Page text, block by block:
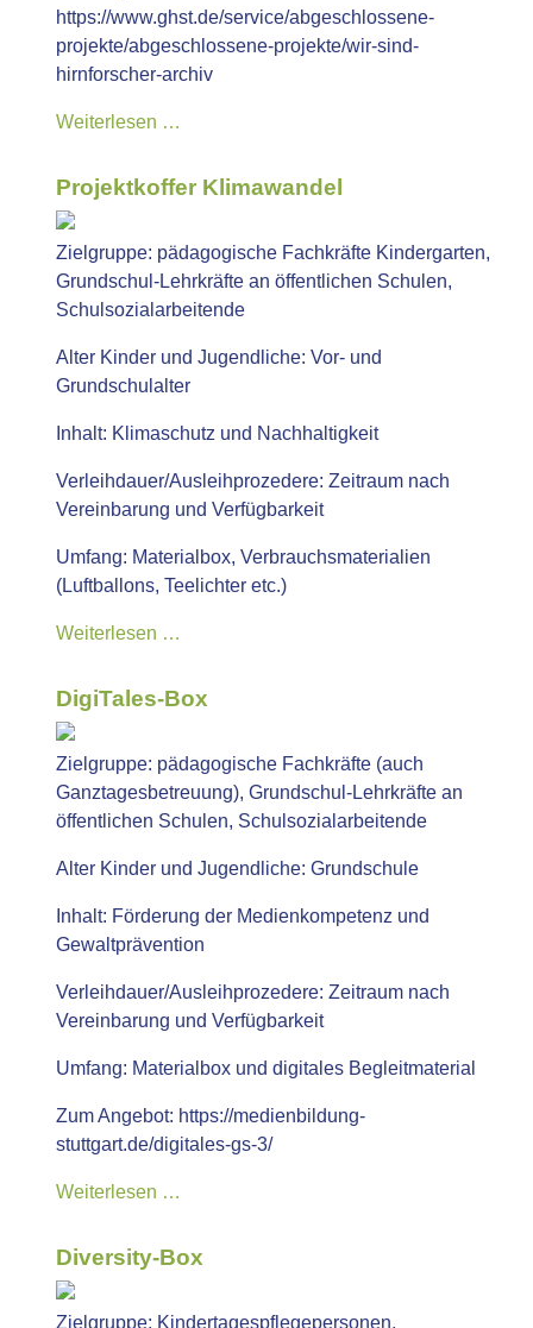
https://www.ghst.de/service/abgeschlossene-
projekte/abgeschlossene-projekte/wir-sind-
hirnforscher-archiv
Weiterlesen …
Projektkoffer Klimawandel
Zielgruppe: pädagogische Fachkräfte Kindergarten,
Grundschul-Lehrkräfte an öffentlichen Schulen,
Schulsozialarbeitende
Alter Kinder und Jugendliche: Vor- und
Grundschulalter
Inhalt: Klimaschutz und Nachhaltigkeit
Verleihdauer/Ausleihprozedere: Zeitraum nach
Vereinbarung und Verfügbarkeit
Umfang: Materialbox, Verbrauchsmaterialien
(Luftballons, Teelichter etc.)
Weiterlesen …
DigiTales-Box
Zielgruppe: pädagogische Fachkräfte (auch
Ganztagesbetreuung), Grundschul-Lehrkräfte an
öffentlichen Schulen, Schulsozialarbeitende
Alter Kinder und Jugendliche: Grundschule
Inhalt: Förderung der Medienkompetenz und
Gewaltprävention
Verleihdauer/Ausleihprozedere: Zeitraum nach
Vereinbarung und Verfügbarkeit
Umfang: Materialbox und digitales Begleitmaterial
Zum Angebot: https://medienbildung-
stuttgart.de/digitales-gs-3/
Weiterlesen …
Diversity-Box
Zielgruppe: Kindertagespflegepersonen,